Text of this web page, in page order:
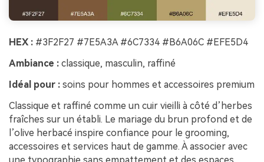
HEX : #3F2F27 #7E5A3A #6C7334 #B6A06C #EFE5D4
Ambiance : classique, masculin, raffiné
Idéal pour : soins pour hommes et accessoires premium
Classique et raffiné comme un cuir vieilli à côté d’herbes
fraîches sur un établi. Le mariage du brun profond et de
l’olive herbacé inspire confiance pour le grooming,
accessoires et services haut de gamme. À associer avec
une typographie sans empattement et des espaces